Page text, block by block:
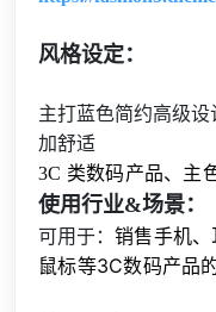
风格设定：
主打蓝色简约高级
加舒适
3C 类数码产品、主
使用行业&场景：
可用于：销售手机、
鼠标等3C数码产品